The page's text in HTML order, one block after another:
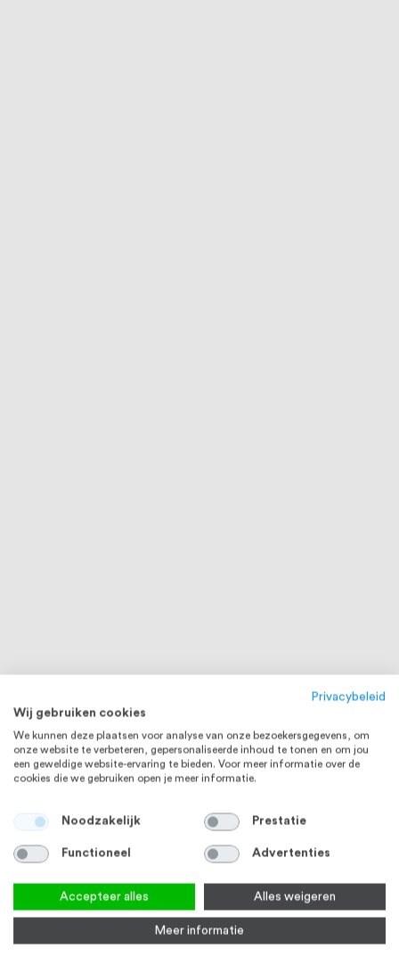
Privacybeleid
Wij gebruiken cookies
We kunnen deze plaatsen voor analyse van onze bezoekersgegevens, om
onze website te verbeteren, gepersonaliseerde inhoud te tonen en om jou
een geweldige website-ervaring te bieden. Voor meer informatie over de
cookies die we gebruiken open je meer informatie.
Noodzakelijk Prestatie
Functioneel Advertenties
Accepteer alles Alles weigeren
Meer informatie